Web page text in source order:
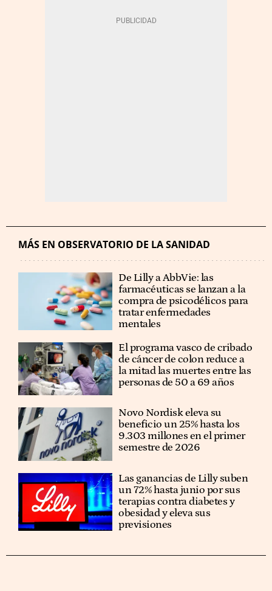
MÁS EN OBSERVATORIO DE LA SANIDAD
De Lilly a AbbVie: las
farmacéuticas se lanzan a la
compra de psicodélicos para
tratar enfermedades
mentales
El programa vasco de cribado
de cáncer de colon reduce a
la mitad las muertes entre las
personas de 50 a 69 años
Novo Nordisk eleva su
beneficio un 25% hasta los
9.303 millones en el primer
semestre de 2026
Las ganancias de Lilly suben
un 72% hasta junio por sus
terapias contra diabetes y
obesidad y eleva sus
previsiones